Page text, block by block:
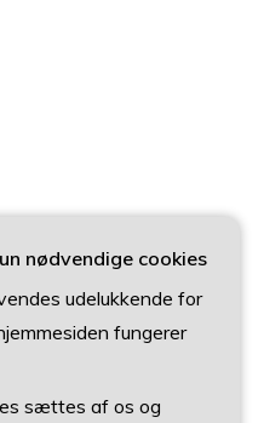
nødvendige cookies
udelukkende for
fungerer
sættes af os og